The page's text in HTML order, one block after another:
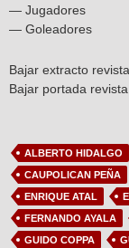
— Jugadores
— Goleadores
Bajar extracto revista
Bajar portada revista
ALBERTO HIDALGO
CAUPOLICAN PEÑA
ENRIQUE ATAL
FERNANDO AYALA
GUIDO COPPA